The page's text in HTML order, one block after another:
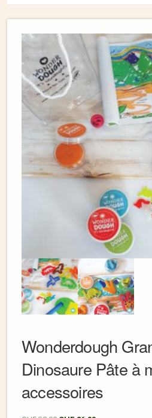
Wonderdough
Dinosaure Pâte à
accessoires